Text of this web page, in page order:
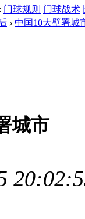
门球规则 门球战术
› 中国10大壁署城
城市